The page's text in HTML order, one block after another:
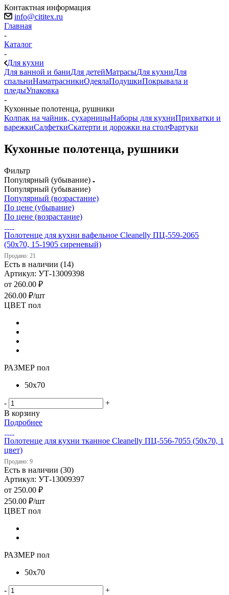
Контактная информация
info@cititex.ru
Главная
-
Каталог
-
Для кухни
Для ванной и баниДля детейМатрасыДля кухниДля
спальниНаматрасникиОдеялаПодушкиПокрывала и
пледыУпаковка
-
Кухонные полотенца, рушники
Колпак на чайник, сухарницыНаборы для кухниПрихватки и
варежкиСалфеткиСкатерти и дорожки на столФартуки
Кухонные полотенца, рушники
Фильтр
Популярный (убывание)
Популярный (убывание)
Популярный (возрастание)
По цене (убывание)
По цене (возрастание)
Полотенце для кухни вафельное Cleanelly ПЦ-559-2065
(50х70, 15-1905 сиреневый)
Продано: 21
Есть в наличии (14)
Артикул: УТ-13009398
от 260.00 ₽
260.00 ₽/шт
ЦВЕТ пол
РАЗМЕР пол
50х70
-
+
В корзину
Подробнее
Полотенце для кухни тканное Cleanelly ПЦ-556-7055 (50х70, 1
цвет)
Продано: 9
Есть в наличии (30)
Артикул: УТ-13009397
от 250.00 ₽
250.00 ₽/шт
ЦВЕТ пол
РАЗМЕР пол
50х70
-
+